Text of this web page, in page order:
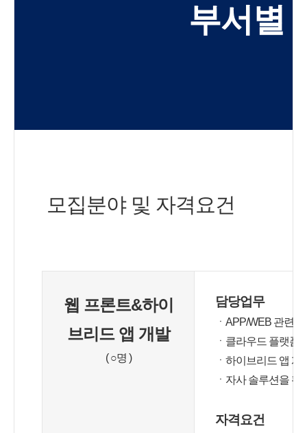
부서별
모집분야 및 자격요건
웹 프론트&하이
브리드 앱 개발
( ○명 )
담당업무
ㆍ APP/WEB 관련
ㆍ 클라우드 플랫폼(
ㆍ 하이브리드 앱 개
ㆍ 자사 솔루션을 활
자격요건